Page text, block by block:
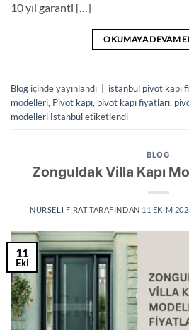
10 yıl garanti […]
OKUMAYA DEVAM
Blog içinde yayınlandı istanbul pivot kapı
modelleri, Pivot kapı, pivot kapı fiyatları,
modelleri İstanbuletiketlendi
BLOG
Zonguldak Villa Kapı
NURSELI FIRATTARAFINDAN 11 EKIM
11
Eki